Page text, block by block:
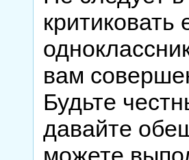
критиковать
вам
Будьте
давайте